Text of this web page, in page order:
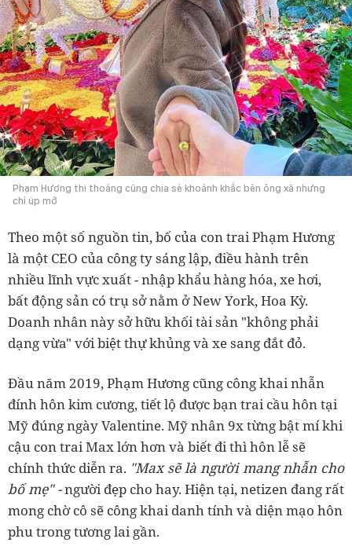
Phạm Hương thi thoảng cũng chia sẻ khoảnh khắc bên ông xã nhưng
chỉ úp mở
Theo một số nguồn tin, bố của con trai Phạm Hương
là một CEO của công ty sáng lập, điều hành trên
nhiều lĩnh vực xuất - nhập khẩu hàng hóa, xe hơi,
bất động sản có trụ sở nằm ở New York, Hoa Kỳ.
Doanh nhân này sở hữu khối tài sản "không phải
dạng vừa" với biệt thự khủng và xe sang đắt đỏ.
Đầu năm 2019, Phạm Hương cũng công khai nhẫn
đính hôn kim cương, tiết lộ được bạn trai cầu hôn tại
Mỹ đúng ngày Valentine. Mỹ nhân 9x từng bật mí khi
cậu con trai Max lớn hơn và biết đi thì hôn lễ sẽ
chính thức diễn ra. "Max sẽ là người mang nhẫn cho
bố mẹ" -người đẹp cho hay. Hiện tại, netizen đang rất
mong chờ cô sẽ công khai danh tính và diện mạo hôn
phu trong tương lai gần.